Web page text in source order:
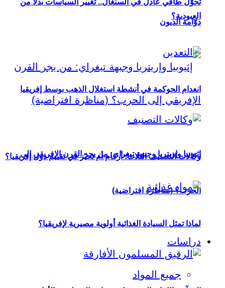
العبودية؟
إثيوبيا وإريتريا وجبهة تيغراي: من يجر القرن الإفريقي إلى
الحرب؟ (مناظرة افتراضية)
دراسات
جميع المواد
تحوُّل طاقي عادل في السنغال.. تغيير السياسات بدلاً من
دوّامة الديون
انعدام الحوكمة في أنشطة استغلال الذهب بوسط إفريقيا
وكالات التصنيف الثلاث: أرقام أم تحيّز في تقييم دول إفريقيا؟
لماذا تمثل السيادة الغذائية أولوية مصيرية لإفريقيا؟